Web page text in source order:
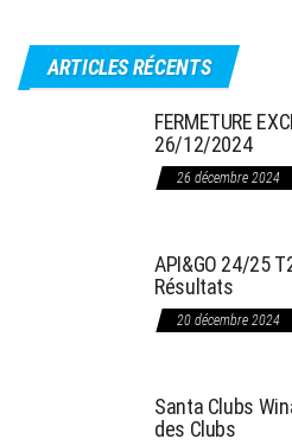
ARTICLES RÉCENTS
FERMETURE
26/12/2024
26 décembre 2024
API&GO 24/25
Résultats
20 décembre 2024
Santa Clubs
des Clubs